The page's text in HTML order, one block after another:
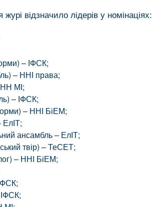
відзначило лідерів у номінаціях:
– ІФСК;
– ННІ права;
МІ;
– ІФСК;
– ННІ БіЕМ;
ЕлІТ;
ансамбль – ЕлІТ;
твір) – ТеСЕТ;
– ННІ БіЕМ;